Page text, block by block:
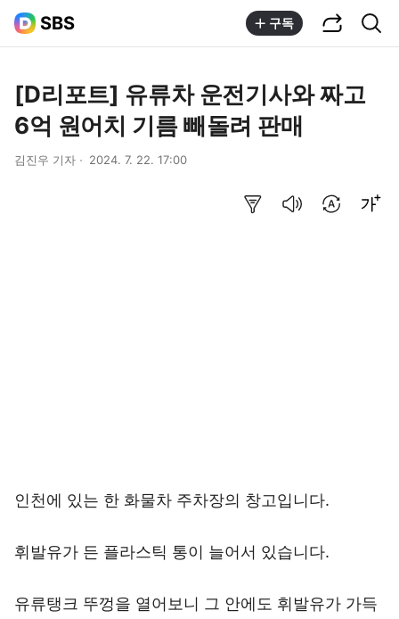
SBS 구독
[D리포트] 유류차 운전기사와 짜고
6억 원어치 기름 빼돌려 판매
김진우 기자 2024. 7. 22. 17:00
인천에 있는 한 화물차 주차장의 창고입니다.
휘발유가 든 플라스틱 통이 늘어서 있습니다.
유류탱크 뚜껑을 열어보니 그 안에도 휘발유가 가득